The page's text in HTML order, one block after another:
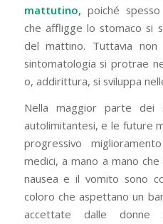
mattutino, poiché
che affligge lo stomaco si
del mattino. Tuttavia
sintomatologia si protrae
o, addirittura, si sviluppa
Nella maggior parte dei
autolimitantesi, e le future
progressivo
medici, a mano a mano
nausea e il vomito sono
coloro che aspettano un
accettate dalle donne